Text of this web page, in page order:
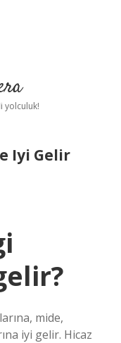
yolculuk!
Iyi Gelir
mide,
iyi gelir. Hicaz